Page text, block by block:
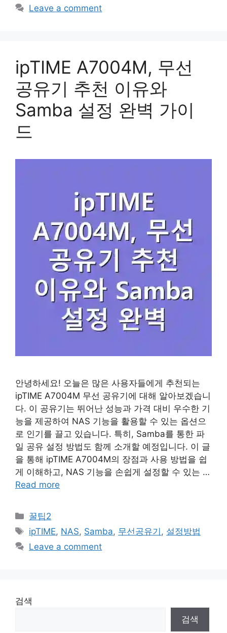
Leave a comment
ipTIME A7004M, 무선
공유기 추천 이유와
Samba 설정 완벽 가이
드
안녕하세요! 오늘은 많은 사용자들에게 추천되는
ipTIME A7004M 무선 공유기에 대해 알아보겠습니
다. 이 공유기는 뛰어난 성능과 가격 대비 우수한 기
능을 제공하여 NAS 기능을 활용할 수 있는 옵션으
로 인기를 끌고 있습니다. 특히, Samba를 통한 파
일 공유 설정 방법도 함께 소개할 예정입니다. 이 글
을 통해 ipTIME A7004M의 장점과 사용 방법을 쉽
게 이해하고, NAS 기능을 손쉽게 설정할 수 있는 …
Read more
Categories
꿀팁2
Tags
ipTIME, NAS, Samba, 무선공유기 , 설정방법
Leave a comment
검색
검색